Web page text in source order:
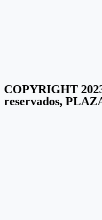
COPYRIGHT
reservados,